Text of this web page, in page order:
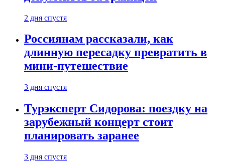
2 дня спустя
Россиянам рассказали, как
длинную пересадку превратить в
мини-путешествие
3 дня спустя
Турэксперт Сидорова: поездку на
зарубежный концерт стоит
планировать заранее
3 дня спустя